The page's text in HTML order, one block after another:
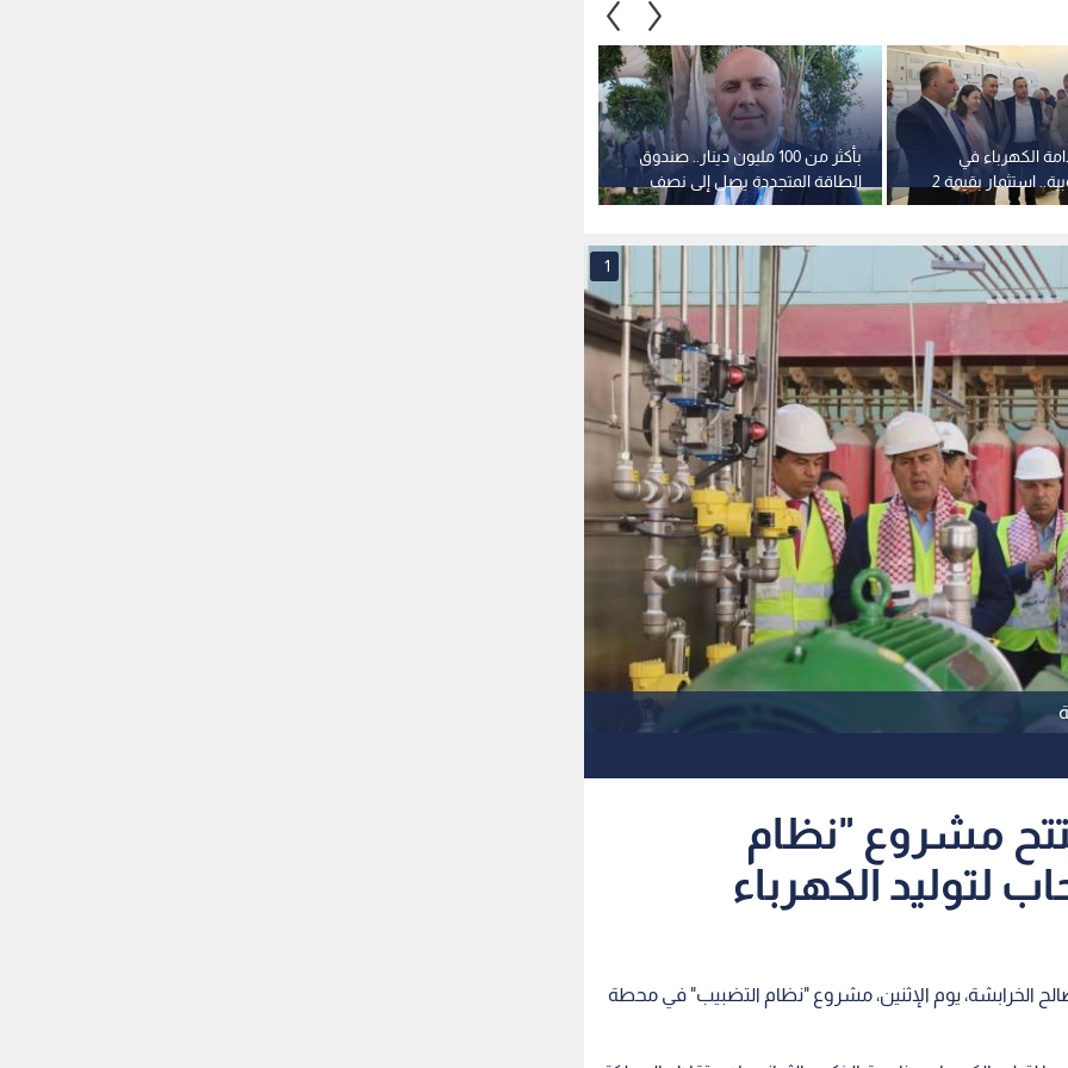
بأكثر من 100 مليون دينار.. صندوق
الطاقة المتجددة يصل إلى نصف
مليون مستفيد
الكهرباء في
الشونة الجنوبية.. استثمار بقيمة 2
في "محطة الرامة"
1
مشروع "نظام
لتوليد الكهرباء
صالح الخرابشة، يوم الإثنين، مشروع "نظام التضبيب" في محطة